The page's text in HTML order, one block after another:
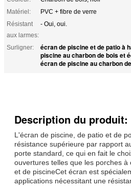
Matériel:
PVC + fibre de verre
Résistant
aux larmes:
- Oui, oui.
Surligner: écran de piscine et de patio à
piscine au charbon de bois et
écran de piscine au charbon
Description du produit:
L'écran de piscine, de patio et de
résistance supérieure par rapport
porte standard, ce qui en fait le
ouvertures telles que les porches
et de piscineCet écran est
applications nécessitant une